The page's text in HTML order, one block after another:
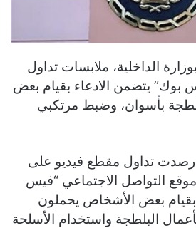
الداخلية، ملابسات تداول
بوك” يتضمن الادعاء بقيام بعض
بأسوان، وضبط مرتكبي
رصدت تداول مقطع فيديو على
التواصل الاجتماعي “فيس
بقيام بعض الأشخاص يحملون
البلطجة واستخدام الأسلحة